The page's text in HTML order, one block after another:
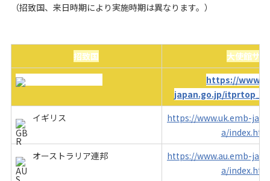
（招致国、来日時期により実施時期は異なります。）
招致国
大使館サ
https://
japan.go.jp/
イギリス
https://www.uk.emb-
a/
オーストラリア連邦
https://www.au.emb-
a/